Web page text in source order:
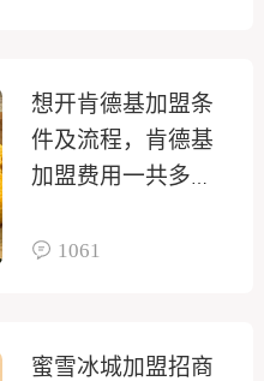
想开肯德基加盟条
件及流程，肯德基
加盟费用一共多少
1061
蜜雪冰城加盟招商